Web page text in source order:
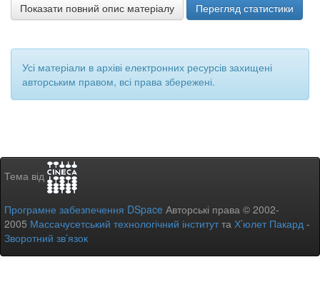
Показати повний опис матеріалу Перегляд статистики
Усі матеріали в архіві електронних ресурсів захищені
авторським правом, всі права збережені.
Тема від
Програмне забезпечення DSpace Авторські права © 2002-
2005 Массачусетський технологічний інститутта Х’юлет Пакард -
Зворотний зв’язок